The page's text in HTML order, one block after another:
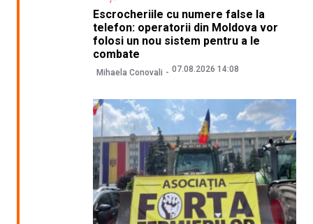
Escrocheriile cu numere false la
telefon: operatorii din Moldova vor
folosi un nou sistem pentru a le
combate
Mihaela Conovali 07.08.2026 14:08